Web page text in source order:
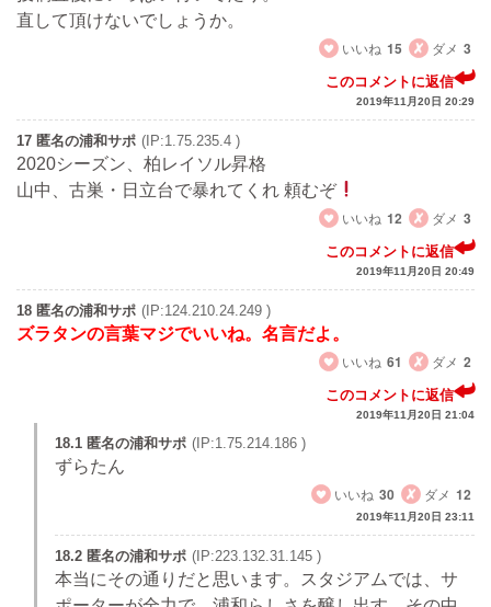
直して頂けないでしょうか。
いいね 15 ダメ 3
このコメントに返信
2019年11月20日 20:29
17 匿名の浦和サポ (IP:1.75.235.4 )
2020シーズン、柏レイソル昇格
山中、古巣・日立台で暴れてくれ 頼むぞ
いいね 12 ダメ 3
このコメントに返信
2019年11月20日 20:49
18 匿名の浦和サポ (IP:124.210.24.249 )
ズラタンの言葉マジでいいね。名言だよ。
いいね 61 ダメ 2
このコメントに返信
2019年11月20日 21:04
18.1 匿名の浦和サポ (IP:1.75.214.186 )
ずらたん
いいね 30 ダメ 12
2019年11月20日 23:11
18.2 匿名の浦和サポ (IP:223.132.31.145 )
本当にその通りだと思います。スタジアムでは、サ